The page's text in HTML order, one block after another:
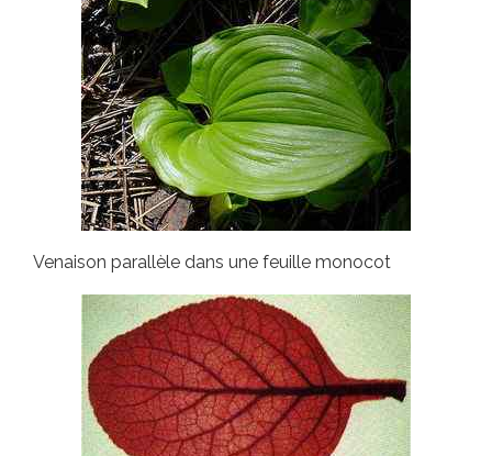
Venaison parallèle dans une feuille monocot